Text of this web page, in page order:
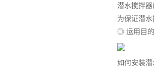
潜水搅拌
为保证潜
◎ 运用目
如何安装